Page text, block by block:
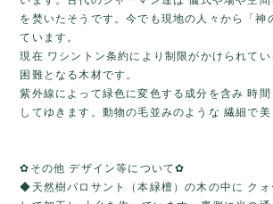
を焚いたそうです。今でも現地の人々から「神
ています。
現在 ワシントン条約により制限がかけられて
困難となる木材です。
紫外線によって緑色に変色する成分を含み 時
してゆきます。動物の毛並みのような 繊細で美
✿その他 デザイン等について✿
◆天然樹パロサント（本緑檀）の木の中に クォ